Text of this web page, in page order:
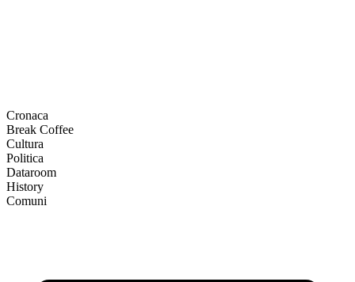
Cronaca
Break Coffee
Cultura
Politica
Dataroom
History
Comuni